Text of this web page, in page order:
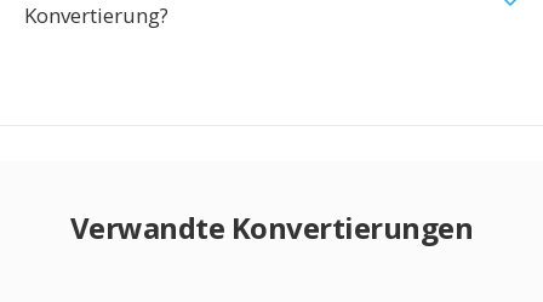
Konvertierung?
Verwandte Konvertierungen